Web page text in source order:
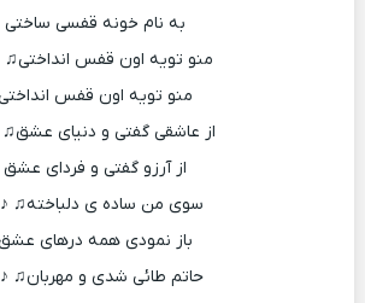
به نام خونه قفسی ساختی
منو تویه اون قفس انداختی♫
منو تویه اون قفس
از عاشقی گفتی و دنیای
از آرزو گفتی و فردای عشق
سوی من ساده ی دلباخته♫
باز نمودی همه درهای عشق
حاتم طائی شدی و مهربان♫